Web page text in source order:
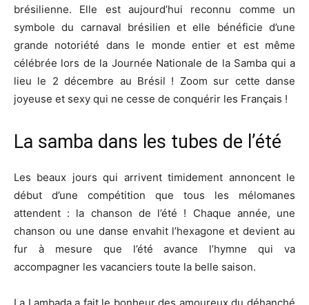
brésilienne. Elle est aujourd’hui reconnu comme un
symbole du carnaval brésilien et elle bénéficie d’une
grande notoriété dans le monde entier et est même
célébrée lors de la Journée Nationale de la Samba qui a
lieu le 2 décembre au Brésil ! Zoom sur cette danse
joyeuse et sexy qui ne cesse de conquérir les Français !
La samba dans les tubes de l’été
Les beaux jours qui arrivent timidement annoncent le
début d’une compétition que tous les mélomanes
attendent : la chanson de l’été ! Chaque année, une
chanson ou une danse envahit l’hexagone et devient au
fur à mesure que l’été avance l’hymne qui va
accompagner les vacanciers toute la belle saison.